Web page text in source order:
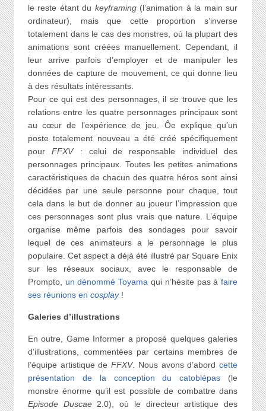
le reste étant du keyframing(l’animation à la main sur
ordinateur), mais que cette proportion s’inverse
totalement dans le cas des monstres, où la plupart des
animations sont créées manuellement. Cependant, il
leur arrive parfois d’employer et de manipuler les
données de capture de mouvement, ce qui donne lieu
à des résultats intéressants.
Pour ce qui est des personnages, il se trouve que les
relations entre les quatre personnages principaux sont
au cœur de l’expérience de jeu. Ôe explique qu’un
poste totalement nouveau a été créé spécifiquement
pourFFXV: celui de responsable individuel des
personnages principaux. Toutes les petites animations
caractéristiques de chacun des quatre héros sont ainsi
décidées par une seule personne pour chaque, tout
cela dans le but de donner au joueur l’impression que
ces personnages sont plus vrais que nature. L’équipe
organise même parfois des sondages pour savoir
lequel de ces animateurs a le personnage le plus
populaire. Cet aspect a déjà été illustré par Square Enix
sur les réseaux sociaux, avec le responsable de
Prompto, un dénommé Toyama qui n’hésite pas àfaire
ses réunions en cosplay!
Galeries d’illustrations
En outre, Game Informer a proposé quelques galeries
d’illustrations, commentées par certains membres de
l’équipe artistique deFFXV. Nous avons d’abordcette
présentation de la conception du catoblépas (le
monstre énorme qu’il est possible de combattre dans
Episode Duscae2.0), où le directeur artistique des